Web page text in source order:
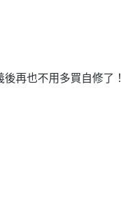
再也不用多買自修了！